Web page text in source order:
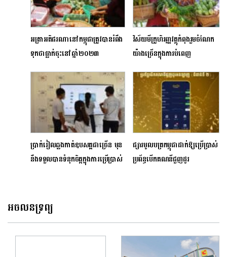
អត្រាអតិផរណានៅកម្ពុជាត្រូវបានរំពឹង
ទុកថាធ្លាក់ចុះនៅឆ្នាំ២០២៣
វិស័យមីក្រូហិរញ្ញវត្ថុកំពុងរួមចំណែក
យ៉ាងច្រើនក្នុងការបំពេញ
ប្រាក់រៀលឆ្លងកាត់ឧបសគ្គជាច្រើ​ន មុន
នឹងទទួលបានទំនុកចិត្តក្នុងការប្រើប្រាស់
ផ្សារមូលបត្រកម្ពុជាដាក់ឱ្យប្រើប្រាស់
ប្រព័ន្ធបើកគណនីជួញដូរ
អចលនទ្រព្យ